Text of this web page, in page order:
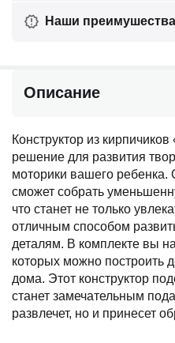
Наши преимушества
Описание
Конструктор из
решение для развития
моторики вашего
сможет собрать
что станет не только
отличным способом
деталям. В комплекте вы
которых можно построить
дома. Этот конструктор
станет замечательным
развлечет, но и принесет